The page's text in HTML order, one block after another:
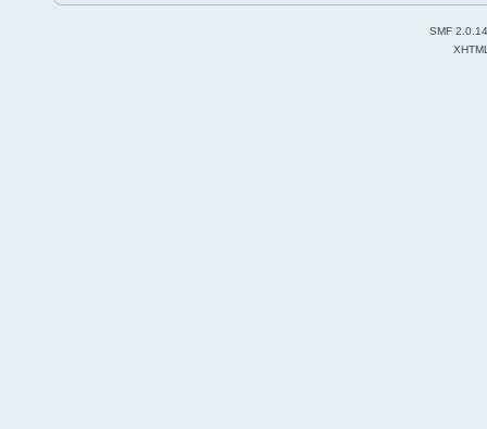
SMF 2.0.14